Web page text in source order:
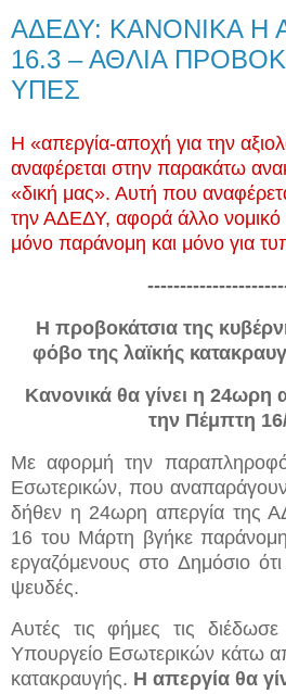
ΑΔΕΔΥ: ΚΑΝΟΝΙΚΑ Η
16.3 – ΑΘΛΙΑ
ΥΠΕΣ
Η «απεργία-αποχή για την
αναφέρεται στην παρακάτω
«δική μας». Αυτή που
την ΑΔΕΔΥ, αφορά άλλο νομικό
μόνο παράνομη και μόνο για
Η προβοκάτσια της
φόβο της λαϊκής
Κανονικά θα γίνει η
την Πέμπτη
Με αφορμή την
Εσωτερικών, που
δήθεν η 24ωρη απεργία της
16 του Μάρτη βγήκε
εργαζόμενους στο Δημόσιο
ψευδές.
Αυτές τις φήμες τις
Υπουργείο Εσωτερικών κάτω
κατακραυγής. Η απεργία θα